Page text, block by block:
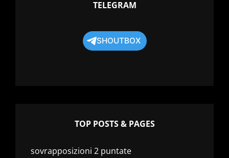
TELEGRAM
SHOUTBOX
TOP POSTS & PAGES
sovrapposizioni 2 puntate